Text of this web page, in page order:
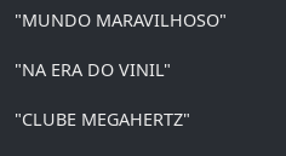
"MUNDO MARAVILHOSO"
"NA ERA DO VINIL"
"CLUBE MEGAHERTZ"